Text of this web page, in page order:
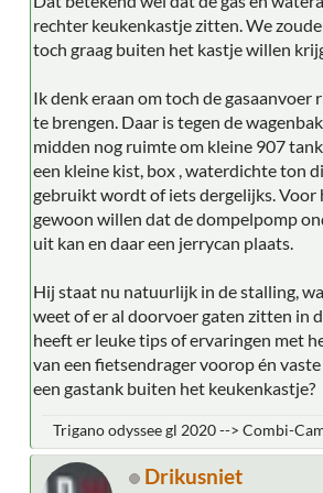
rechter keukenkastje zitten. We
toch graag buiten het kastje willen
Ik denk eraan om toch de gasaanvoer
te brengen. Daar is tegen de
midden nog ruimte om kleine 907
een kleine kist, box , waterdichte ton
gebruikt wordt of iets dergelijks. Voor
gewoon willen dat de dompelpomp
uit kan en daar een jerrycan plaats.
Hij staat nu natuurlijk in de stalling,
weet of er al doorvoer gaten zitten in
heeft er leuke tips of ervaringen met
van een fietsendrager voorop én
een gastank buiten het keukenkastje?
Trigano odyssee gl 2020 --> Combi-
Drikusniet